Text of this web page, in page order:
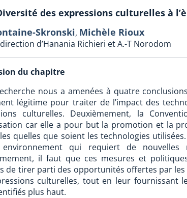
des expressions culturelles à
Skronski, Michèle Rioux
d’Hanania Richieri et A.-T Norodom
du chapitre
nous a amenées à quatre
légitime pour traiter de l’impact des
culturelles. Deuxièmement, la
car elle a pour but la promotion et la
quelles que soient les technologies
environnement qui requiert de nouvelles
il faut que ces mesures et
de tirer parti des opportunités offertes par
culturelles, tout en leur fournissant
plus haut.